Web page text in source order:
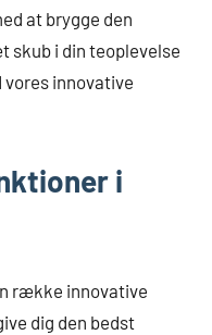
at brygge den
skub i din teoplevelse
vores innovative
i
række innovative
dig den bedst